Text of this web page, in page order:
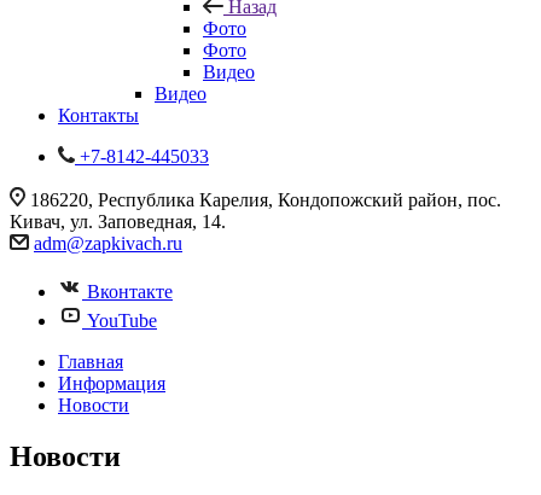
Назад
Фото
Фото
Видео
Видео
Контакты
+7-8142-445033
186220, Республика Карелия, Кондопожский район, пос.
Кивач, ул. Заповедная, 14.
adm@zapkivach.ru
Вконтакте
YouTube
Главная
Информация
Новости
Новости